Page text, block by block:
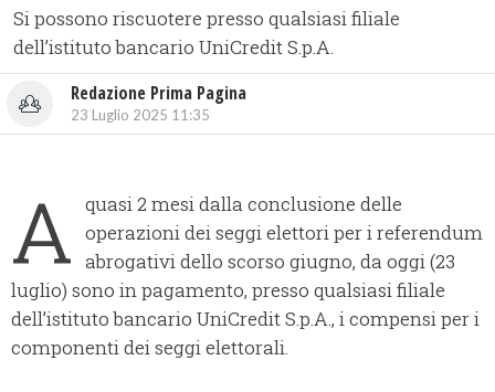
Si possono riscuotere presso qualsiasi filiale
dell’istituto bancario UniCredit S.p.A.
Redazione Prima Pagina
23 Luglio 2025 11:35
A quasi 2 mesi dalla conclusione delle
operazioni dei seggi elettori per i referendum
abrogativi dello scorso giugno, da oggi (23
luglio) sono in pagamento, presso qualsiasi filiale
dell’istituto bancario UniCredit S.p.A., i compensi per i
componenti dei seggi elettorali.